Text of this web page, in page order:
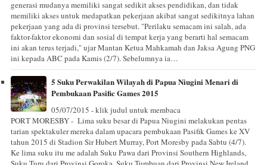
generasi mudanya memiliki sangat sedikit akses pendidikan, dan tidak
memiliki akses untuk medapatkan pekerjaan akibat sangat sedikitnya lahan
pekerjaan yang ada di provinsi tersebut. "Perilaku semacam ini salah, ada
faktor-faktor ekonomi dan sosial di tempat kerja yang berarti hal semacam
ini akan terus terjadi," ujar Mantan Ketua Mahkamah dan Jaksa Agung PNG
ini kepada ABC pada Kamis (2/7). Sebelumnya ia…
5 Suku Perwakilan Wilayah di Papua Niugini Menari di
Pembukaan Pasific Games 2015
05/07/2015 - klik judul untuk membaca
PORT MORESBY - Lima suku besar di Papua Niugini melakukan pentas
tarian spektakuler mereka dalam upacara pembukaan Pasifik Games ke XV
tahun 2015 di Stadion Sir Hubert Murray, Port Moresby pada Sabtu (4/7).
Ke lima suku itu me adalah Suku Pawa dari Provinsi Southern Highlands,